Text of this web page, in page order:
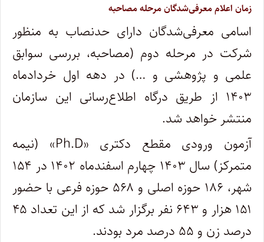
زمان اعلام معرفی‌شدگان مرحله مصاحبه
اسامی معرفی‌شدگان دارای حدنصاب به منظور
شرکت در مرحله دوم (مصاحبه، بررسی سوابق
علمی و پژوهشی و …) در دهه اول خردادماه
۱۴۰۳ از طریق درگاه اطلاع‌رسانی این سازمان
منتشر خواهد شد.
آزمون ورودی مقطع دکتری «Ph.D» (نیمه
متمرکز) سال ۱۴۰۳ چهارم اسفندماه ۱۴۰۲ در ۱۵۴
شهر، ۱۸۶ حوزه اصلی و ۵۶۸ حوزه فرعی با حضور
۱۵۱ هزار و ۶۴۳ نفر برگزار شد که از این تعداد ۴۵
درصد زن و ۵۵ درصد مرد بودند.